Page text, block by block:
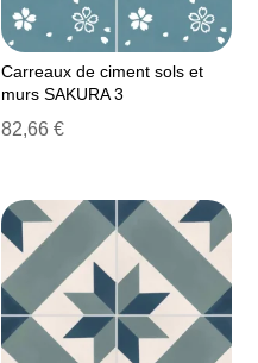
Carreaux de ciment sols et
murs SAKURA 3
82,66€